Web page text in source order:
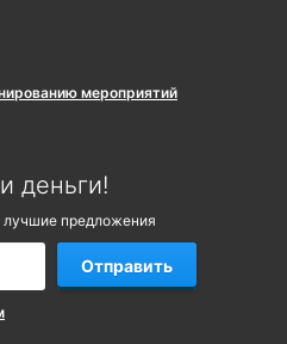
мероприятий
деньги!
предложения
Отправить